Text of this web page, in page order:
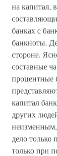
на капитал,
банках с
банкноты.
стороне.
составные
процентные
капитал
других
неизменным,
дело
только при